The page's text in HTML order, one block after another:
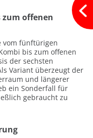
zum offenen
vom fünftürigen
bis zum offenen
der sechsten
Variant überzeugt der
und längerer
ein Sonderfall für
gebraucht zu